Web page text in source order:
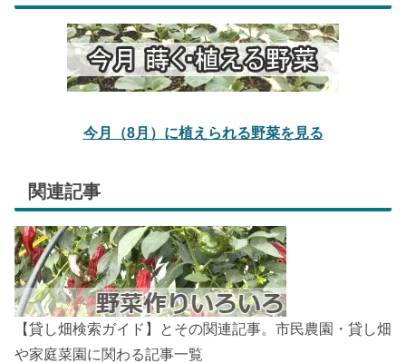
今月（8月）に植えられる野菜を見る
関連記事
【貸し畑検索ガイド】とその関連記事。市民農園・貸し畑
や家庭菜園に関わる記事一覧